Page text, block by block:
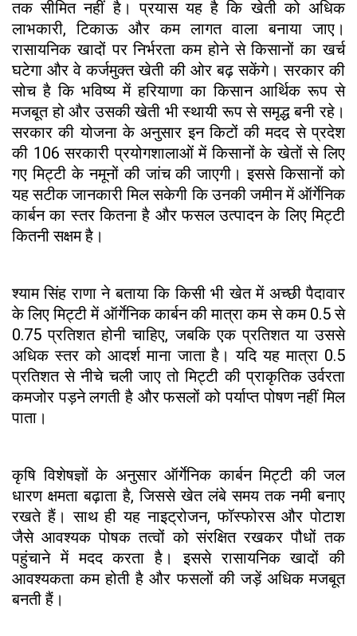
तक सीमित नहीं है। प्रयास यह है कि खेती को अधिक
लाभकारी, टिकाऊ और कम लागत वाला बनाया जाए।
रासायनिक खादों पर निर्भरता कम होने से किसानों का खर्च
घटेगा और वे कर्जमुक्त खेती की ओर बढ़ सकेंगे। सरकार की
सोच है कि भविष्य में हरियाणा का किसान आर्थिक रूप से
मजबूत हो और उसकी खेती भी स्थायी रूप से समृद्ध बनी रहे।
सरकार की योजना के अनुसार इन किटों की मदद से प्रदेश
की 106 सरकारी प्रयोगशालाओं में किसानों के खेतों से लिए
गए मिट्टी के नमूनों की जांच की जाएगी। इससे किसानों को
यह सटीक जानकारी मिल सकेगी कि उनकी जमीन में ऑर्गेनिक
कार्बन का स्तर कितना है और फसल उत्पादन के लिए मिट्टी
कितनी सक्षम है।
श्याम सिंह राणा ने बताया कि किसी भी खेत में अच्छी पैदावार
के लिए मिट्टी में ऑर्गेनिक कार्बन की मात्रा कम से कम 0.5 से
0.75 प्रतिशत होनी चाहिए, जबकि एक प्रतिशत या उससे
अधिक स्तर को आदर्श माना जाता है। यदि यह मात्रा 0.5
प्रतिशत से नीचे चली जाए तो मिट्टी की प्राकृतिक उर्वरता
कमजोर पड़ने लगती है और फसलों को पर्याप्त पोषण नहीं मिल
पाता।
कृषि विशेषज्ञों के अनुसार ऑर्गेनिक कार्बन मिट्टी की जल
धारण क्षमता बढ़ाता है, जिससे खेत लंबे समय तक नमी बनाए
रखते हैं। साथ ही यह नाइट्रोजन, फॉस्फोरस और पोटाश
जैसे आवश्यक पोषक तत्वों को संरक्षित रखकर पौधों तक
पहुंचाने में मदद करता है। इससे रासायनिक खादों की
आवश्यकता कम होती है और फसलों की जड़ें अधिक मजबूत
बनती हैं।